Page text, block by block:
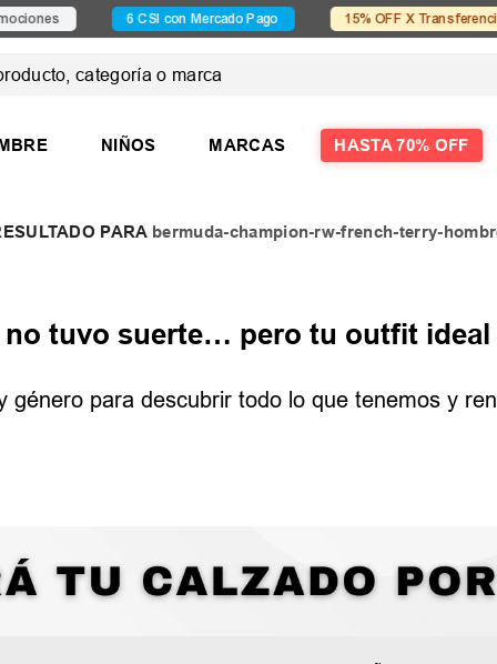
6 CSI con Mercado Pago 15% OFF X Transferencia
NIÑOS MARCAS HASTA 70% OFF
bermuda-champion-rw-french-terry-
no tuvo suerte… pero tu outfit ideal
género para descubrir todo lo que tenemos y